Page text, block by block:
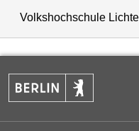
Volkshochschule